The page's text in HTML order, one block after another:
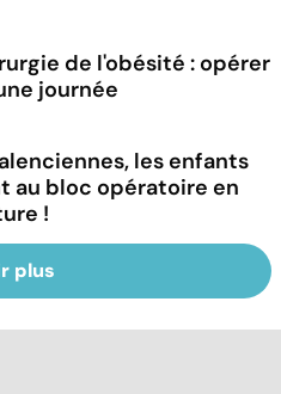
de l'obésité : opérer
journée
les enfants
au bloc opératoire en
!
plus